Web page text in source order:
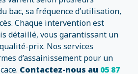
bac, sa fréquence d’utilisation,
Chaque intervention est
détaillé, vous garantissant un
prix. Nos services
d’assainissement pour un
Contactez-nous au 05 87